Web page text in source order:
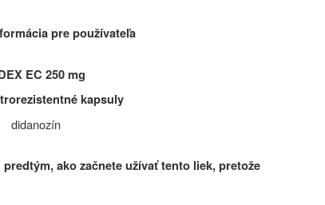
pre používateľa
EC 250 mg
kapsuly
didanozín
ako začnete užívať tento liek, pretože